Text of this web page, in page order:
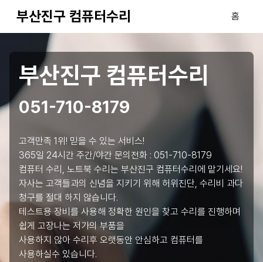
부산진구 컴퓨터수리 홈
부산진구 컴퓨터수리
051-710-8179
고객만족 1위! 믿을 수 있는 서비스!
365일 24시간 주간/야간 문의전화 : 051-710-8179
컴퓨터 수리, 노트북 수리는 부산진구 컴퓨터수리에 맡기세요!
자사는 고객들과의 신념을 지키기 위해 허위진단, 수리비 과다
청구를 절대 하지 않습니다.
테스트용 장비를 사용해 정확한 원인을 찾고 수리를 진행하며
쉽게 고장나는 저가의 부품을
사용하지 않아 수리후 오랫동안 안심하고 컴퓨터를
사용하실수 있습니다.